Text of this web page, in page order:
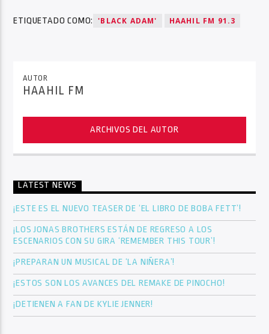
ETIQUETADO COMO: 'BLACK ADAM' HAAHIL FM 91.3
AUTOR
HAAHIL FM
ARCHIVOS DEL AUTOR
LATEST NEWS
¡ESTE ES EL NUEVO TEASER DE ‘EL LIBRO DE BOBA FETT’!
¡LOS JONAS BROTHERS ESTÁN DE REGRESO A LOS
ESCENARIOS CON SU GIRA ‘REMEMBER THIS TOUR’!
¡PREPARAN UN MUSICAL DE ‘LA NIÑERA’!
¡ESTOS SON LOS AVANCES DEL REMAKE DE PINOCHO!
¡DETIENEN A FAN DE KYLIE JENNER!